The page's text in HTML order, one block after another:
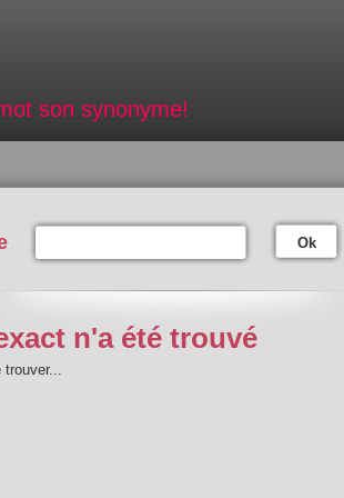
son synonyme!
Ok
n'a été trouvé
trouver...